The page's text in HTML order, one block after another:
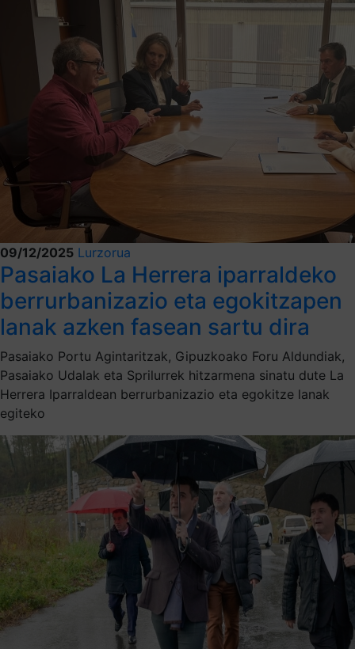
09/12/2025 Lurzorua
Pasaiako La Herrera iparraldeko
berrurbanizazio eta egokitzapen
lanak azken fasean sartu dira
Pasaiako Portu Agintaritzak, Gipuzkoako Foru Aldundiak,
Pasaiako Udalak eta Sprilurrek hitzarmena sinatu dute La
Herrera Iparraldean berrurbanizazio eta egokitze lanak
egiteko